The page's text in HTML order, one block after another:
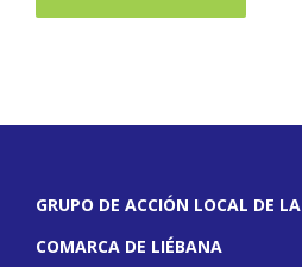
GRUPO DE ACCIÓN LOCAL DE LA
COMARCA DE LIÉBANA